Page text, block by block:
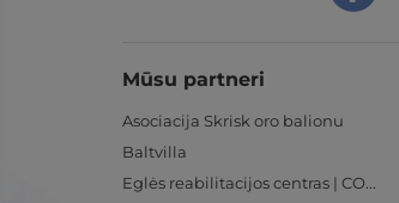
Mūsu partneri
Asociacija Skrisk oro balionu
Baltvilla
Eglės reabilitacijos centras | CORE